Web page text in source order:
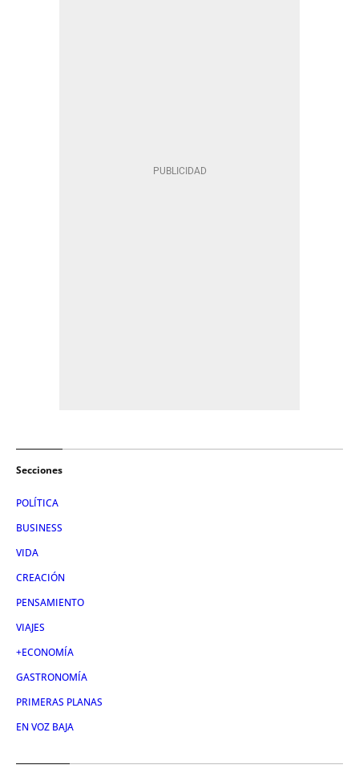
Secciones
POLÍTICA
BUSINESS
VIDA
CREACIÓN
PENSAMIENTO
VIAJES
+ECONOMÍA
GASTRONOMÍA
PRIMERAS PLANAS
EN VOZ BAJA